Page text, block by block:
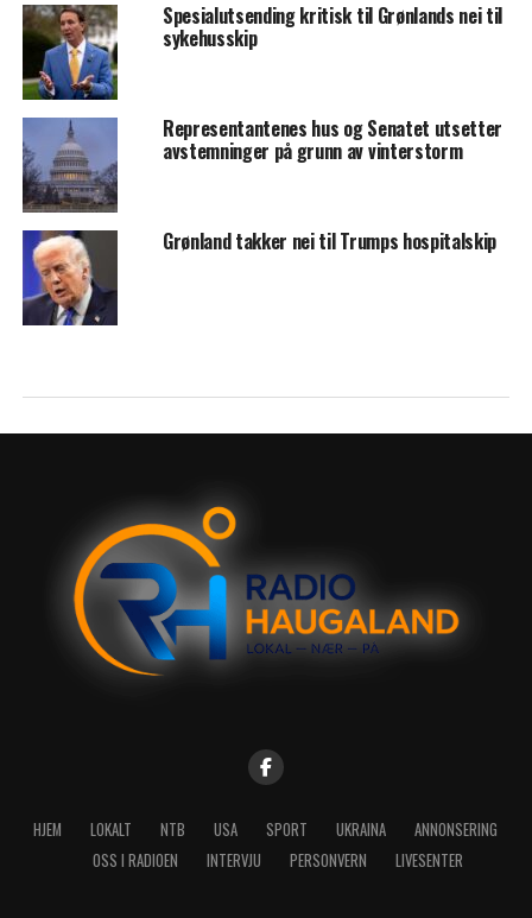
Spesialutsending kritisk til Grønlands nei til
sykehusskip
Representantenes hus og Senatet utsetter
avstemninger på grunn av vinterstorm
Grønland takker nei til Trumps hospitalskip
HJEM LOKALT NTB USA SPORT UKRAINA
ANNONSERING
OSS I RADIOEN
INTERVJU PERSONVERN LIVESENTER